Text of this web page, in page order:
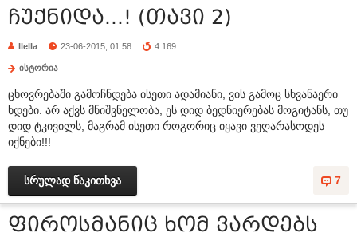
ჩუქნიდა...! (თავი 2)
llella 23-06-2015, 01:58 4 169
ისტორია
ცხოვრებაში გამოჩნდება ისეთი ადამიანი, ვის გამოც სხვანაერი
ხდები. არ აქვს მნიშვნელობა, ეს დიდ ბედნიერებას მოგიტანს, თუ
დიდ ტკივილს, მაგრამ ისეთი როგორიც იყავი ვეღარასოდეს
იქნები!!!
7
სრულად წაკითხვა
ფიროსმანიც ხომ ვარდებს